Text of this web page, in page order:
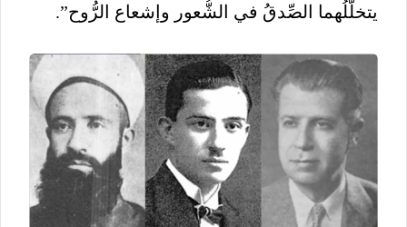
يتخلَّلُهما الصِّدقُ في الشُّعور وإشعاع الرُّوح”.